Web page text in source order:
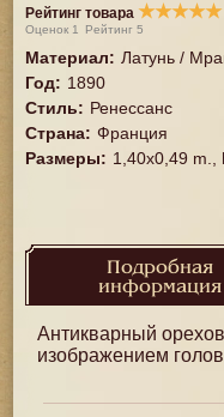
Рейтинг товара ★★★★★
Оценок 1 Рейтинг5
Материал: Латунь /
Год: 1890
Стиль: Ренессанс
Страна: Франция
Размеры: 1,40x0,49 m.,
Подробная
информация
Антикварный
изображением